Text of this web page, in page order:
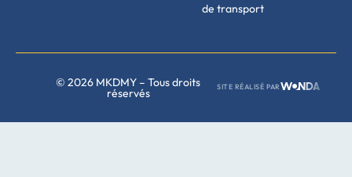
de transport
© 2026 MKDMY – Tous droits
réservés SITE RÉALISÉ PAR